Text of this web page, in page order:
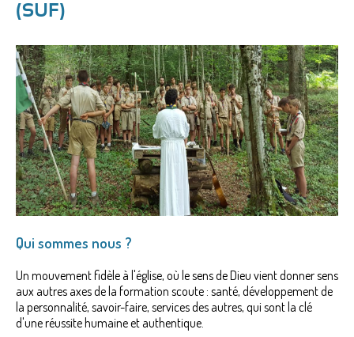
(SUF)
Qui sommes nous ?
Un mouvement fidèle à l'église, où le sens de Dieu vient donner sens
aux autres axes de la formation scoute : santé, développement de
la personnalité, savoir-faire, services des autres, qui sont la clé
d'une réussite humaine et authentique.